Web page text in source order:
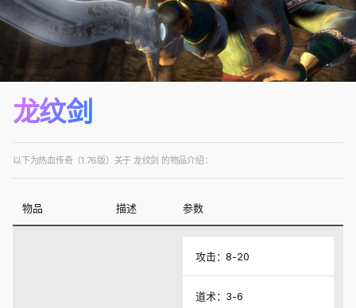
龙纹剑
以下为热血传奇（1.76版）关于 龙纹剑 的物品介绍：
物品 描述 参数
攻击：8-20
道术：3-6